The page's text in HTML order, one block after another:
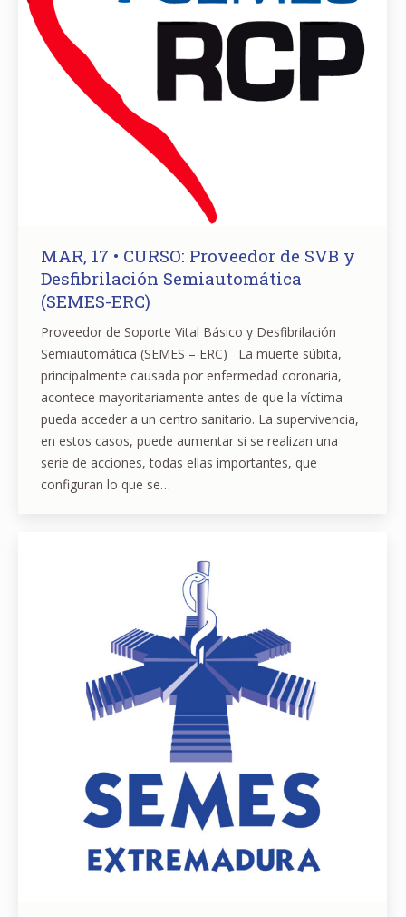
MAR, 17 • CURSO: Proveedor de SVB y
Desfibrilación Semiautomática
(SEMES-ERC)
Proveedor de Soporte Vital Básico y Desfibrilación
Semiautomática (SEMES – ERC) La muerte súbita,
principalmente causada por enfermedad coronaria,
acontece mayoritariamente antes de que la víctima
pueda acceder a un centro sanitario. La supervivencia,
en estos casos, puede aumentar si se realizan una
serie de acciones, todas ellas importantes, que
configuran lo que se…